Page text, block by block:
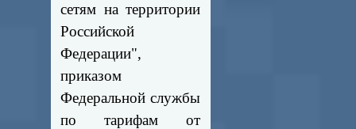
сетям на территории
Российской
Федерации",
приказом
Федеральной службы
по тарифам от